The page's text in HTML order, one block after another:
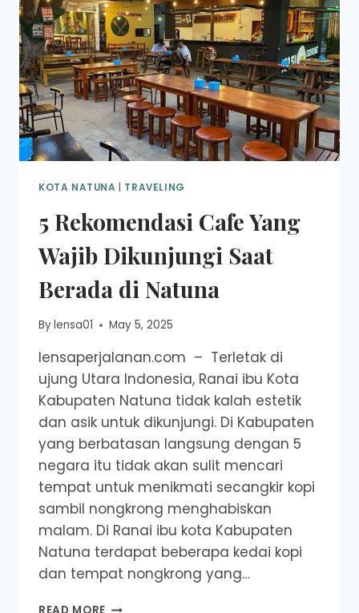
KOTA NATUNA TRAVELING
5 Rekomendasi Cafe Yang
Wajib Dikunjungi Saat
Berada di Natuna
Bylensa01 May 5, 2025
lensaperjalanan.com – Terletak di
ujung Utara Indonesia, Ranai ibu Kota
Kabupaten Natuna tidak kalah estetik
dan asik untuk dikunjungi. Di Kabupaten
yang berbatasan langsung dengan 5
negara itu tidak akan sulit mencari
tempat untuk menikmati secangkir kopi
sambil nongkrong menghabiskan
malam. Di Ranai ibu kota Kabupaten
Natuna terdapat beberapa kedai kopi
dan tempat nongkrong yang…
5